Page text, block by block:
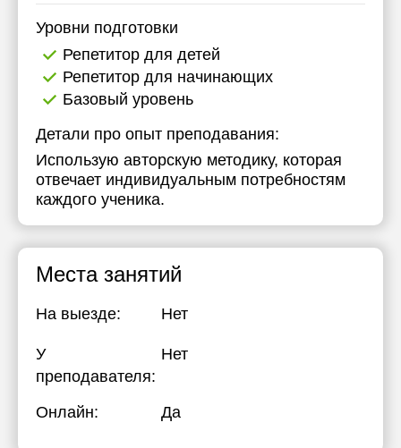
Уровни подготовки
Репетитор для детей
Репетитор для начинающих
Базовый уровень
Детали про опыт преподавания:
Использую авторскую методику, которая
отвечает индивидуальным потребностям
каждого ученика.
Места занятий
На выезде: Нет
У
преподавателя:
Нет
Онлайн: Да
19:00
20:30 20:30